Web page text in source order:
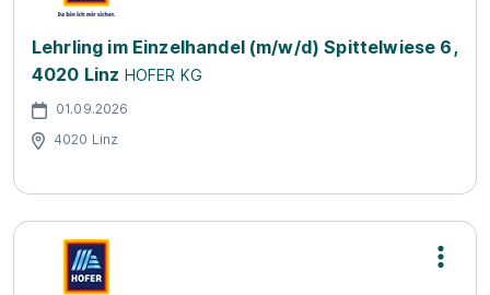
Lehrling im Einzelhandel (m/w/d) Spittelwiese 6,
4020 Linz HOFER KG
01.09.2026
4020 Linz